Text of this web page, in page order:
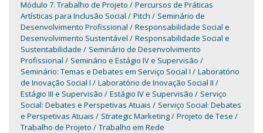
Módulo 7. Trabalho de Projeto
Percursos de Práticas
Artísticas para Inclusão Social
Pitch
Seminário de
Desenvolvimento Profissional
Responsabilidade Social e
Desenvolvimento Sustentável
Responsabilidade Social e
Sustentabilidade
Seminário de Desenvolvimento
Profissional
Seminário e Estágio IV e Supervisão
Seminário: Temas e Debates em Serviço Social I
Laboratório
de Inovação Social I
Laboratório de Inovação Social II
Estágio III e Supervisão
Estágio IV e Supervisão
Serviço
Social: Debates e Perspetivas Atuais
Serviço Social: Debates
e Perspetivas Atuais
Strategic Marketing
Projeto de Tese
Trabalho de Projeto
Trabalho em Rede